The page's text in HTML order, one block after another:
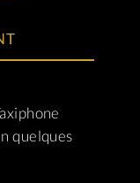
quelques